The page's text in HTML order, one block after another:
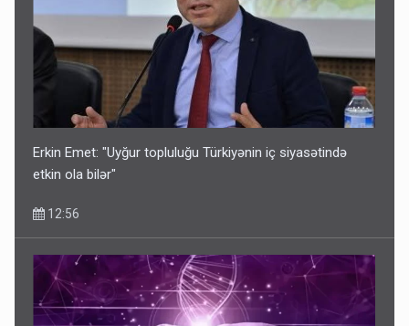
Erkin Emet: "Uyğur topluluğu Türkiyənin iç siyasətində
etkin ola bilər"
12:56